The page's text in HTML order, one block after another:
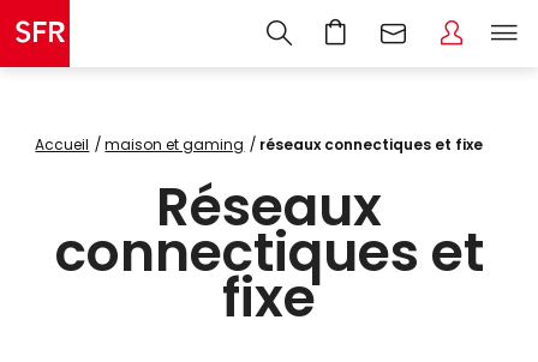
Accueil maison et gaming réseaux connectiques et fixe
Réseaux
connectiques et
fixe